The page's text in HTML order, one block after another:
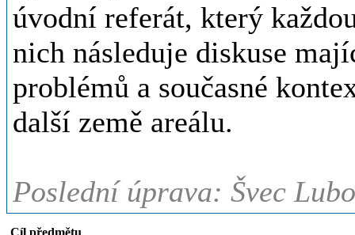
úvodní referát, který
nich následuje diskuse
problémů a současné
další země areálu.
Poslední úprava: Švec
Cíl předmětu